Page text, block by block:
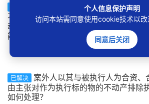
建设工程的承包单位将工程非法
不具备用工主体资格的实际施工人，实
动者的用工关系如何认定，及劳动者在
能否主张劳动关系项下的权利？
已解决 案外人以其与被执行人为合资、
由主张对作为执行标的物的不动产排除
如何处理？
个人信息保护声明
访问本站需同意使用cookie技术以改
同意后关闭